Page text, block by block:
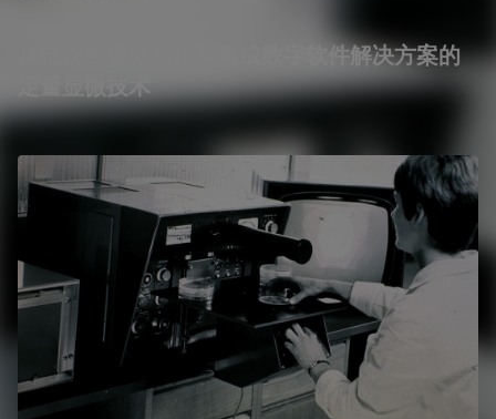
从电视图像分析仪到集成数字软件解决方案的
定量显微技术